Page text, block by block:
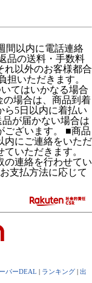
間以内に電話連絡
品の送料・手数料
れ以外のお客様都合
担いただきます。
てはいかなる場合
の場合は、商品到着
ら5日以内に着払い
が届かない場合は
ございます。 ■商品
内にご連絡をいただ
いただきます。
の連絡を行わせてい
支払方法に応じて
パーDEAL | ランキング | 出